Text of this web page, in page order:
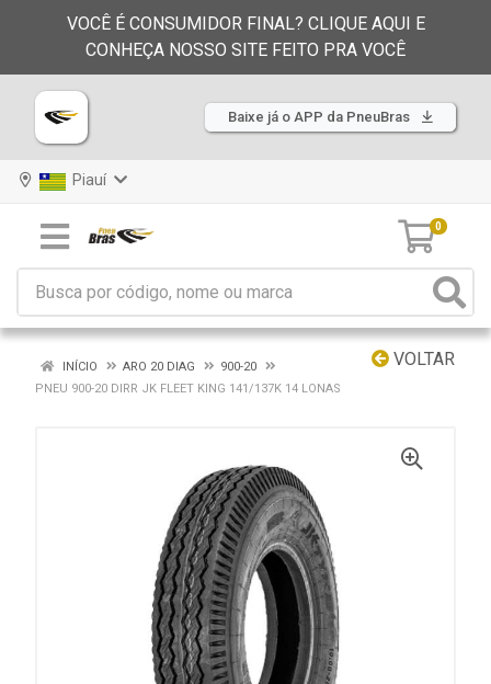
VOCÊ É CONSUMIDOR FINAL? CLIQUE AQUI E
CONHEÇA NOSSO SITE FEITO PRA VOCÊ
Baixe já o APP da PneuBras
Piauí
0
VOLTAR
INÍCIO ARO 20 DIAG
900-20
PNEU 900-20 DIRR JK FLEET KING 141/137K 14 LONAS